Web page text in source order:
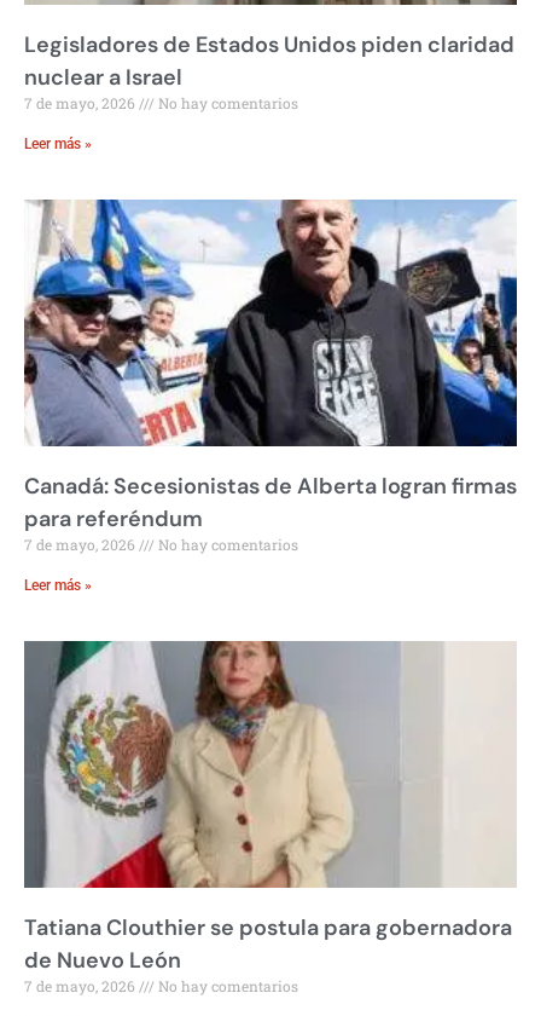
Legisladores de Estados Unidos piden claridad
nuclear a Israel
7 de mayo, 2026 No hay comentarios
Leer más »
Canadá: Secesionistas de Alberta logran firmas
para referéndum
7 de mayo, 2026 No hay comentarios
Leer más »
Tatiana Clouthier se postula para gobernadora
de Nuevo León
7 de mayo, 2026 No hay comentarios